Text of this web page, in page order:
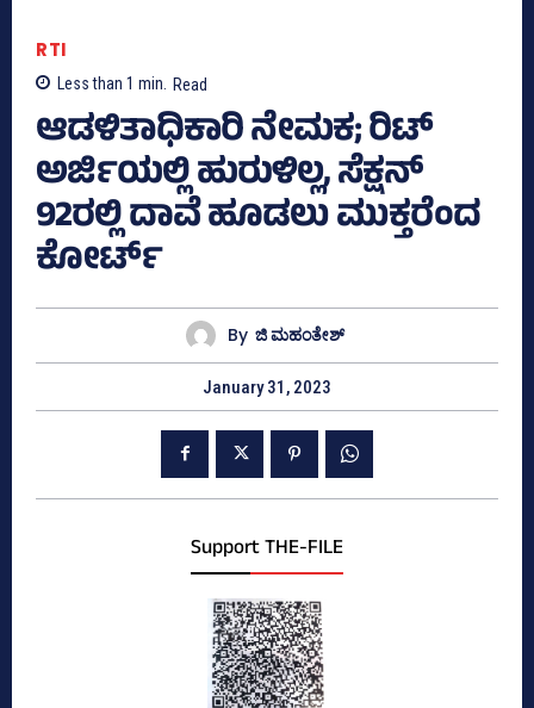
RTI
Less than 1 min. Read
ಆಡಳಿತಾಧಿಕಾರಿ ನೇಮಕ; ರಿಟ್‌
ಅರ್ಜಿಯಲ್ಲಿ ಹುರುಳಿಲ್ಲ, ಸೆಕ್ಷನ್‌
92ರಲ್ಲಿ ದಾವೆ ಹೂಡಲು ಮುಕ್ತರೆಂದ
ಕೋರ್ಟ್‌
By ಜಿ ಮಹಂತೇಶ್
January 31, 2023
Support THE-FILE